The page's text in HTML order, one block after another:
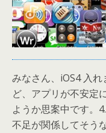
みなさん、iOS4 入
ど、アプリが不安定
ようか思案中です。
不足が関係してそう